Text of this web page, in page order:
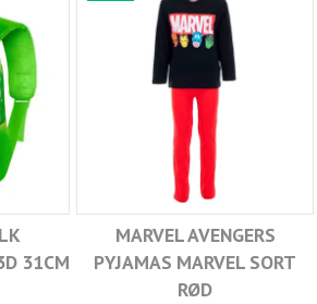
31CM
MARVEL AVENGERS
PYJAMAS MARVEL SORT
RØD